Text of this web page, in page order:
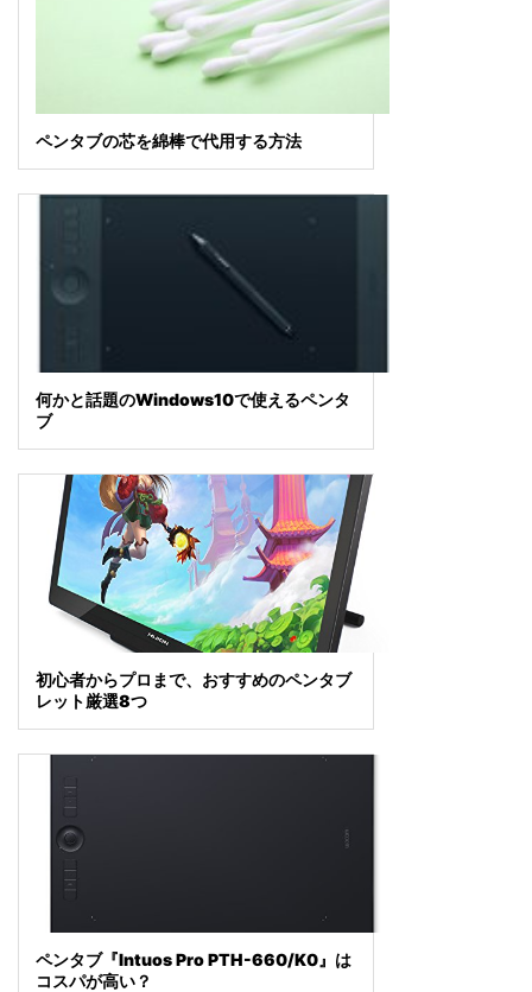
ペンタブの芯を綿棒で代用する方法
何かと話題のWindows10で使えるペンタ
ブ
初心者からプロまで、おすすめのペンタブ
レット厳選8つ
ペンタブ『Intuos Pro PTH-660/K0』は
コスパが高い？